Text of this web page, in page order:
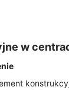
w